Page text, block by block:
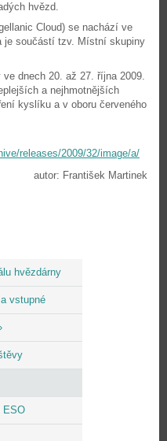
hvězdárny
vstupné
ESO
hvězd.
Cloud) se nachází ve
je součástí tzv. Místní skupiny
dnech 20. až 27. října 2009.
a nejhmotnějších
kyslíku a v oboru červeného
releases/2009/32/image/a/
autor: František Martinek